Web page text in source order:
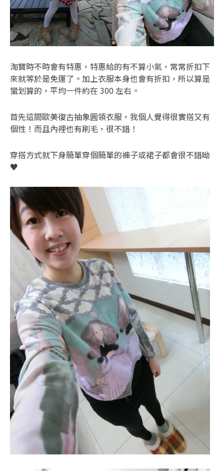
淘寶時不時會有特惠，特惠給的有不算小氣，常常折扣下
來就等於是免運了。加上衣服本身也會有折扣，所以算是
蠻划算的，平均一件約在 300 左右。
首先這間歐美復古抽象圓領衣服，我個人覺得很實搭又有
個性！而且內裡也有刷毛，很不錯！
穿搭方式就下身簡單穿個簡單的褲子或裙子都會很不錯呦
♥